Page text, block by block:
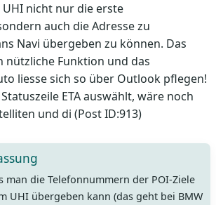
UHI nicht nur die erste
auch die Adresse zu
Navi übergeben zu können. Das
nützliche Funktion und das
liesse sich so über Outlook pflegen!
ETA auswählt, wäre noch
und di (Post ID:913)
man die Telefonnummern der POI-Ziele
UHI übergeben kann (das geht bei BMW